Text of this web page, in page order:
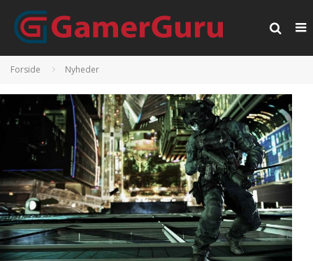
Forside Nyheder